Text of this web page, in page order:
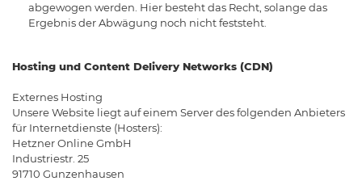
abgewogen werden. Hier besteht das Recht, solange das
Ergebnis der Abwägung noch nicht feststeht.
Hosting und Content Delivery Networks (CDN)
Externes Hosting
Unsere Website liegt auf einem Server des folgenden Anbieters
für Internetdienste (Hosters):
Hetzner Online GmbH
Industriestr. 25
91710 Gunzenhausen